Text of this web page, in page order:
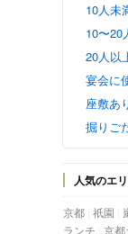
10人未
10〜20
20人以
宴会に
座敷あ
掘りご
人気のエ
京都 祇園
ランチ 京都